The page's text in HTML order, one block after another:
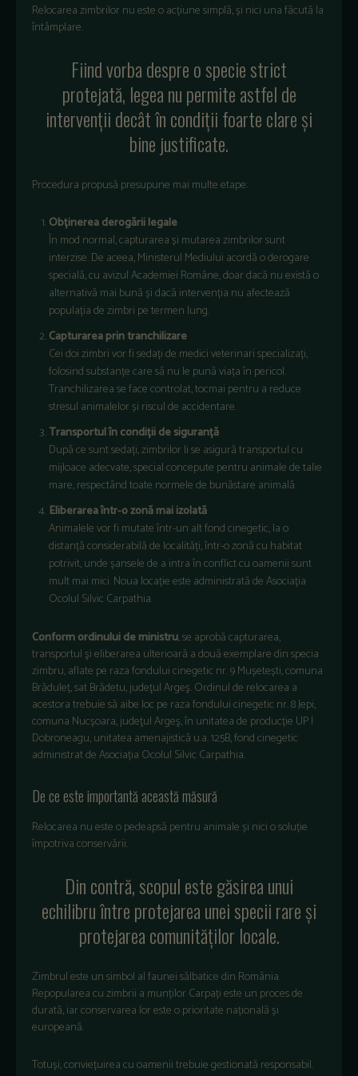
Relocarea zimbrilor nu este o acțiune simplă, și nici una făcută la
întâmplare.
Fiind vorba despre o specie strict
protejată, legea nu permite astfel de
intervenții decât în condiții foarte clare și
bine justificate.
Procedura propusă presupune mai multe etape:
Obținerea derogării legale
În mod normal, capturarea și mutarea zimbrilor sunt
interzise. De aceea, Ministerul Mediului acordă o derogare
specială, cu avizul Academiei Române, doar dacă nu există o
alternativă mai bună și dacă intervenția nu afectează
populația de zimbri pe termen lung.
Capturarea prin tranchilizare
Cei doi zimbri vor fi sedați de medici veterinari specializați,
folosind substanțe care să nu le pună viața în pericol.
Tranchilizarea se face controlat, tocmai pentru a reduce
stresul animalelor și riscul de accidentare.
Transportul în condiții de siguranță
După ce sunt sedați, zimbrilor li se asigură transportul cu
mijloace adecvate, special concepute pentru animale de talie
mare, respectând toate normele de bunăstare animală.
Eliberarea într-o zonă mai izolată
Animalele vor fi mutate într-un alt fond cinegetic, la o
distanță considerabilă de localități, într-o zonă cu habitat
potrivit, unde șansele de a intra în conflict cu oamenii sunt
mult mai mici. Noua locație este administrată de Asociația
Ocolul Silvic Carpathia.
Conform ordinului de ministru, se aprobă capturarea,
transportul şi eliberarea ulterioară a două exemplare din specia
zimbru, aflate pe raza fondului cinegetic nr. 9 Mușetești, comuna
Brăduleț, sat Brădetu, judeţul Argeş. Ordinul de relocarea a
acestora trebuie să aibe loc pe raza fondului cinegetic nr. 8 Jepi,
comuna Nucșoara, judeţul Argeş, în unitatea de producție UP I
Dobroneagu, unitatea amenajistică u.a. 125B, fond cinegetic
administrat de Asociația Ocolul Silvic Carpathia.
De ce este importantă această măsură
Relocarea nu este o pedeapsă pentru animale și nici o soluție
împotriva conservării.
Din contră, scopul este găsirea unui
echilibru între protejarea unei specii rare și
protejarea comunităților locale.
Zimbrul este un simbol al faunei sălbatice din România.
Repopularea cu zimbrii a munților Carpați este un proces de
durată, iar conservarea lor este o prioritate națională și
europeană.
Totuși, conviețuirea cu oamenii trebuie gestionată responsabil.